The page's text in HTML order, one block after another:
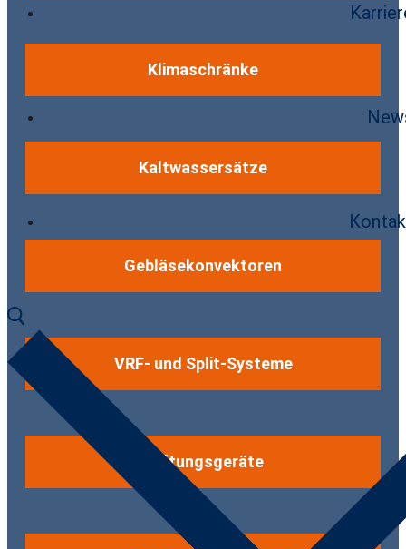
Klimaschränke
Kaltwassersätze
Gebläsekonvektoren
VRF- und Split-Systeme
Lüftungsgeräte